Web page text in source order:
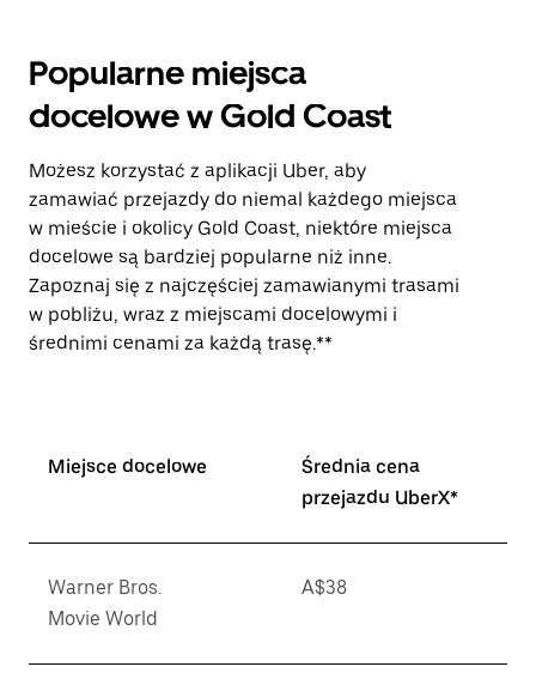
Popularne miejsca
docelowe w Gold Coast
Możesz korzystać z aplikacji Uber, aby
zamawiać przejazdy do niemal każdego miejsca
w mieście i okolicy Gold Coast, niektóre miejsca
docelowe są bardziej popularne niż inne.
Zapoznaj się z najczęściej zamawianymi trasami
w pobliżu, wraz z miejscami docelowymi i
średnimi cenami za każdą trasę.**
Miejsce docelowe
Średnia cena
przejazdu UberX*
Warner Bros.
Movie World
A$38